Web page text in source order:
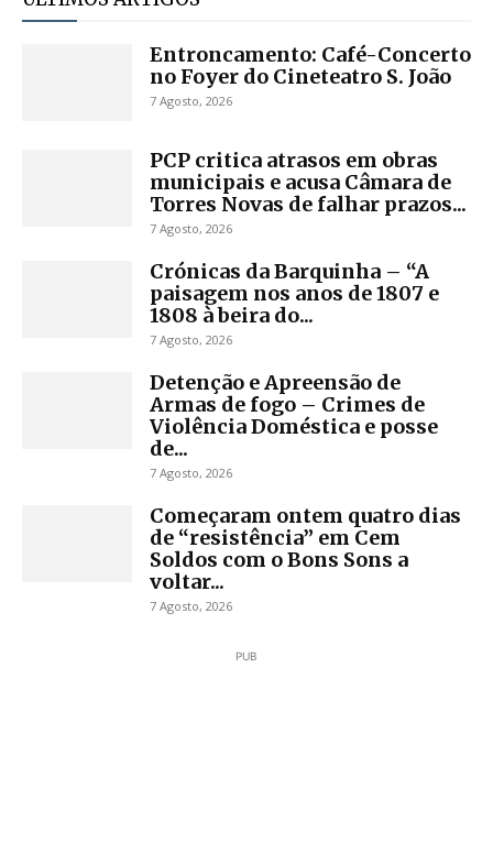
Entroncamento: Café-Concerto
no Foyer do Cineteatro S. João
7 Agosto, 2026
PCP critica atrasos em obras
municipais e acusa Câmara de
Torres Novas de falhar prazos...
7 Agosto, 2026
Crónicas da Barquinha – “A
paisagem nos anos de 1807 e
1808 à beira do...
7 Agosto, 2026
Detenção e Apreensão de
Armas de fogo – Crimes de
Violência Doméstica e posse
de...
7 Agosto, 2026
Começaram ontem quatro dias
de “resistência” em Cem
Soldos com o Bons Sons a
voltar...
7 Agosto, 2026
PUB